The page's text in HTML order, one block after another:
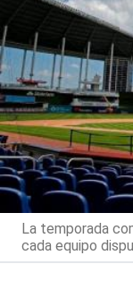
La temporada
cada equipo